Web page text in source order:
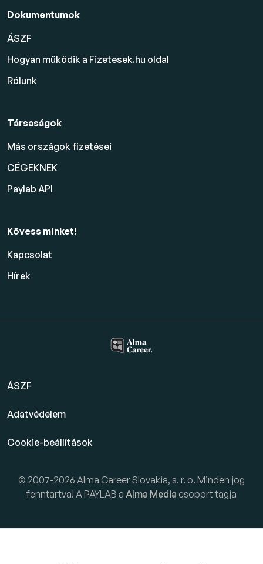
Dokumentumok
ÁSZF
Hogyan működik a Fizetesek.hu oldal
Rólunk
Társaságok
Más országok fizetései
CÉGEKNEK
Paylab API
Kövess minket!
Kapcsolat
Hírek
ÁSZF
Adatvédelem
Cookie-beállítások
© 2007-2026 Alma Career Slovakia, s. r. o. Minden jog
fenntartva! A PAYLAB a Alma Media csoport tagja